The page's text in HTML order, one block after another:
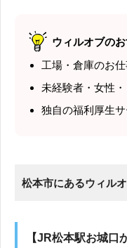
ウィルオブの
工場・倉庫のお
未経験者・女性
独自の福利厚生
松本市にあるウィル
【JR松本駅お城口